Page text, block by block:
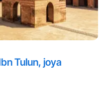
Tulun, joya